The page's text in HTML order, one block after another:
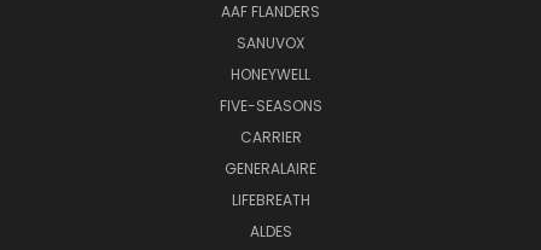
AAF FLANDERS
SANUVOX
HONEYWELL
FIVE-SEASONS
CARRIER
GENERALAIRE
LIFEBREATH
ALDES